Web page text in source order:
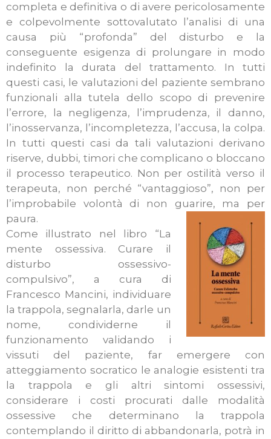
completa e definitiva o di avere pericolosamente
e colpevolmente sottovalutato l’analisi di una
causa più “profonda” del disturbo e la
conseguente esigenza di prolungare in modo
indefinito la durata del trattamento. In tutti
questi casi, le valutazioni del paziente sembrano
funzionali alla tutela dello scopo di prevenire
l’errore, la negligenza, l’imprudenza, il danno,
l’inosservanza, l’incompletezza, l’accusa, la colpa.
In tutti questi casi da tali valutazioni derivano
riserve, dubbi, timori che complicano o bloccano
il processo terapeutico. Non per ostilità verso il
terapeuta, non perché “vantaggioso”, non per
l’improbabile volontà di non guarire, ma per
paura.
Come illustrato nel libro “La
mente ossessiva. Curare il
disturbo ossessivo-
compulsivo”, a cura di
Francesco Mancini, individuare
la trappola, segnalarla, darle un
nome, condividerne il
funzionamento validando i
vissuti del paziente, far emergere con
atteggiamento socratico le analogie esistenti tra
la trappola e gli altri sintomi ossessivi,
considerare i costi procurati dalle modalità
ossessive che determinano la trappola
contemplando il diritto di abbandonarla, potrà in